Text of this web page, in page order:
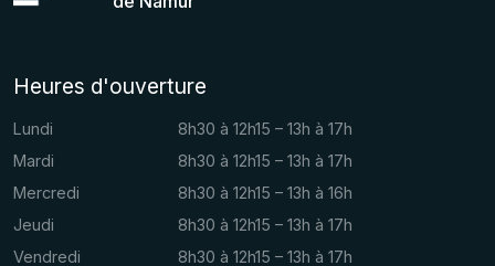
Heures d'ouverture
Lundi
8h30 à 12h15 – 13h à 17h
Mardi
8h30 à 12h15 – 13h à 17h
Mercredi
8h30 à 12h15 – 13h à 16h
Jeudi
8h30 à 12h15 – 13h à 17h
Vendredi
8h30 à 12h15 – 13h à 17h